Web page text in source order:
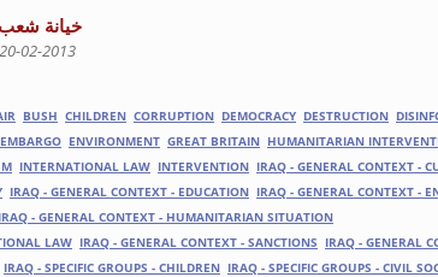
خيانة شعب
02-2013
BUSH CHILDREN CORRUPTION DEMOCRACY DESTRUCTION
EMBARGO ENVIRONMENT GREAT BRITAIN HUMANITARIAN
INTERNATIONAL LAW INTERVENTION IRAQ - GENERAL CONTEXT -
IRAQ - GENERAL CONTEXT - EDUCATION IRAQ - GENERAL CONTEXT -
IRAQ - GENERAL CONTEXT - HUMANITARIAN SITUATION
LAW IRAQ - GENERAL CONTEXT - SANCTIONS
IRAQ - GENERAL
IRAQ - SPECIFIC GROUPS - CHILDREN IRAQ - SPECIFIC GROUPS - CIVIL